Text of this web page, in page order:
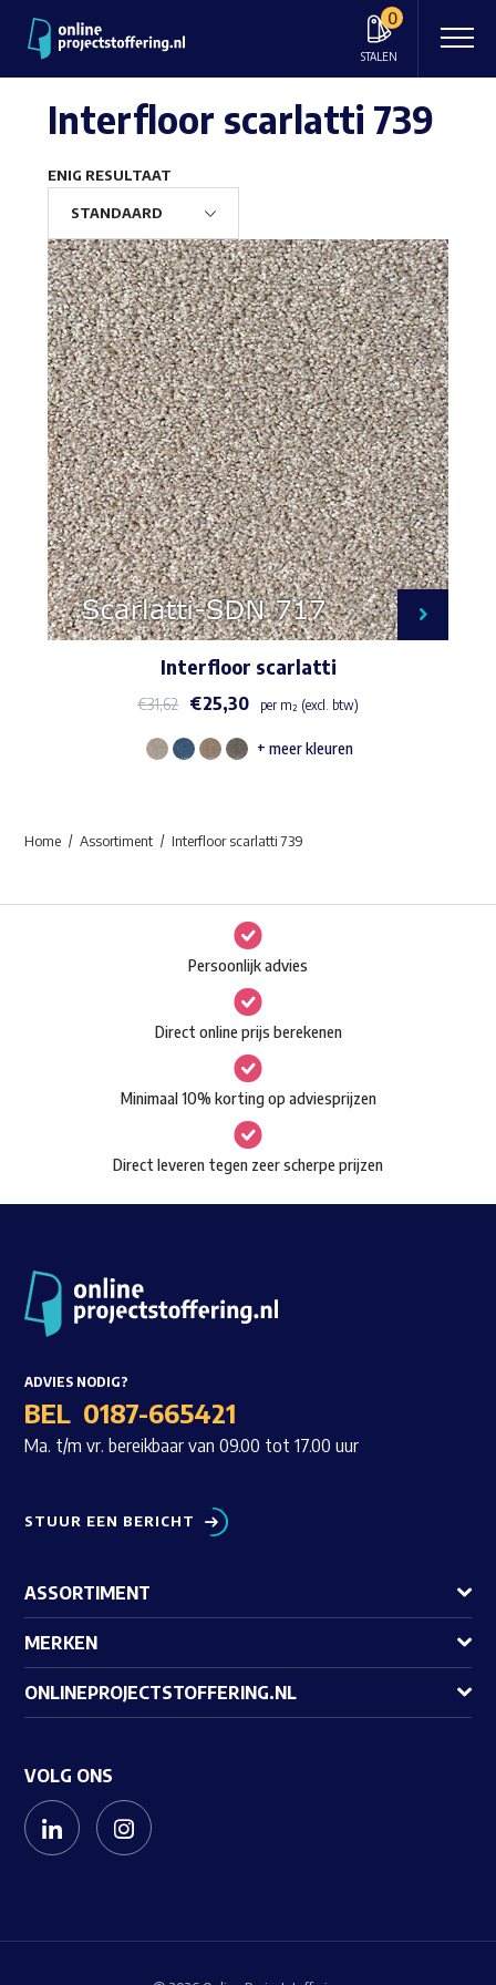
0
STALEN
Waar ben je naar op zoek?
Interfloor scarlatti 739
ENIG RESULTAAT
Interfloor scarlatti
€31,62 €25,30 per m² (excl. btw)
Dit
Deze
optie
kan
gekozen
worden
op
de
productpagina
+ meer kleuren
Home Assortiment Interfloor scarlatti 739
Persoonlijk advies
Direct online prijs berekenen
Minimaal 10% korting op adviesprijzen
Direct leveren tegen zeer scherpe prijzen
ADVIES NODIG?
BEL 0187-665421
Ma. t/m vr. bereikbaar van 09.00 tot 17.00 uur
STUUR EEN BERICHT
ASSORTIMENT
MERKEN
ONLINEPROJECTSTOFFERING.NL
VOLG ONS